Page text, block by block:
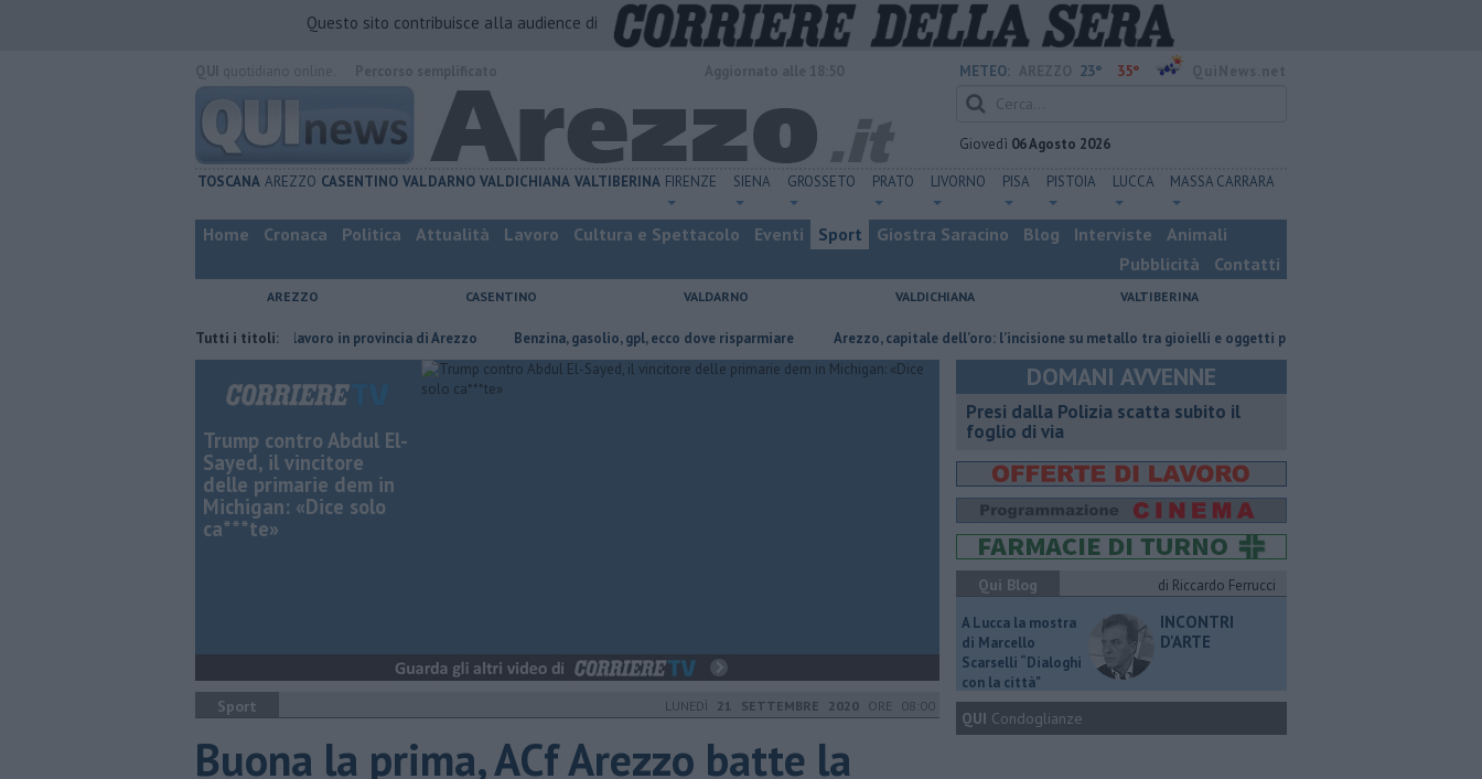
Questo sito contribuisce alla audience di
METEO: 23° 35°
Giovedì 06 Agosto 2026
TOSCANA AREZZO CASENTINO VALDARNO VALDICHIANA VALTIBERINA FIRENZE SIENA GROSSETO PRATO LIVORNO PISA PISTOIA LUCCA MASSA CARRARA
Home Cronaca Politica Attualità Lavoro Cultura e Spettacolo Eventi Sport Giostra Saracino Blog Interviste
Animali
Pubblicità
Contatti
AREZZO CASENTINO VALDARNO VALDICHIANA VALTIBERINA
Tutti i titoli:
​Tutte le offerte di lavoro in provincia di Arezzo ​Benzina, gasolio, gpl, ecco dove risparmiare Arezzo, capitale dell’oro: l’incisione su metallo tra gioielli e oggetti personalizzati
Trump contro Abdul El-
Sayed, il vincitore
delle primarie dem in
Michigan: «Dice solo
ca***te»
Sport LUNEDÌ 21 SETTEMBRE 2020 ORE 08:00
Buona la prima, ACf Arezzo batte la
DOMANI AVVENNE
Presi dalla Polizia scatta subito il
foglio di via
Qui Blog
di Riccardo Ferrucci
A Lucca la mostra
di Marcello
Scarselli “Dialoghi
con la città"
INCONTRI
D'ARTE
QUI Condoglianze